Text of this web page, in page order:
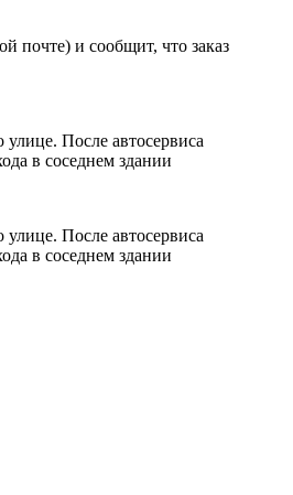
почте) и сообщит, что заказ
После автосервиса
в соседнем здании
После автосервиса
в соседнем здании